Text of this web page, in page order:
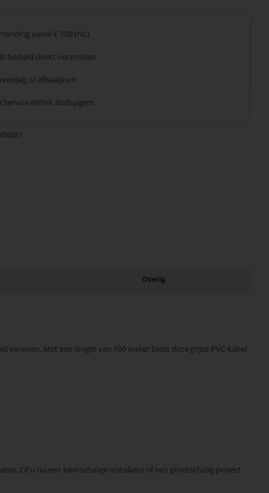
vanaf € 100 (NL)
besteld direct verzonden
of afhaalpunt
Service Nilfisk stofzuigers
Overig
vereisen. Met een lengte van 100 meter biedt deze grijze PVC-kabel
Of u nu een kleinschalige installatie of een grootschalig project